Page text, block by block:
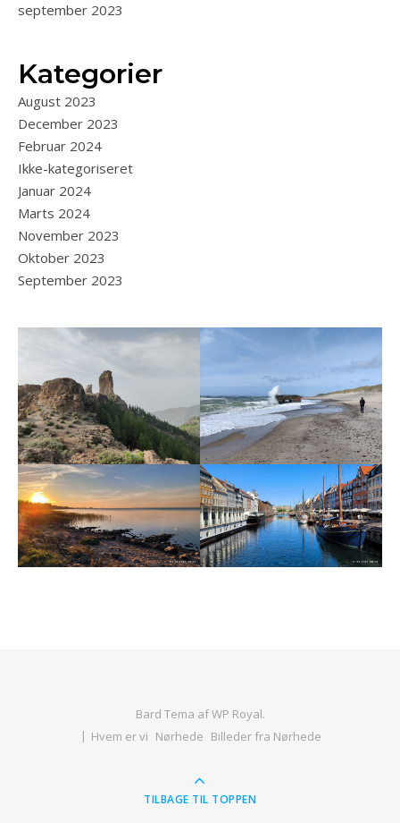
september 2023
Kategorier
August 2023
December 2023
Februar 2024
Ikke-kategoriseret
Januar 2024
Marts 2024
November 2023
Oktober 2023
September 2023
Bard Tema afWP Royal.
Hvem er vi Nørhede Billeder fra Nørhede
TILBAGE TIL TOPPEN